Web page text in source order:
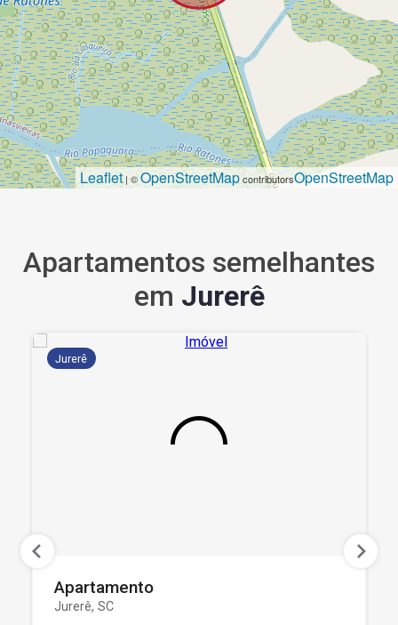
Leaflet| ©OpenStreetMapcontributorsOpenStreetMap
Apartamentos semelhantes
em Jurerê
Jurerê
Apartamento
Jurerê, SC